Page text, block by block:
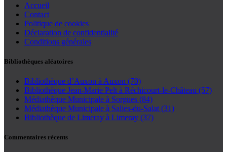
Accueil
Contact
Politique de cookies
Déclaration de confidentialité
Conditions générales
Bibliothèques aléatoires
Bibliothèque d’Auxon à Auxon (70)
Bibliothèque Jean-Marie Pelt à Réchicourt-le-Château (57)
Médiathèque Municipale à Sorgues (84)
Médiathèque Municipale à Salies-du-Salat (31)
Bibliothèque de Limeray à Limeray (37)
Commentaires récents